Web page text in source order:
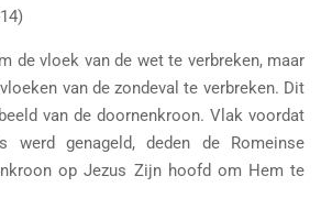
de vloek van de wet te verbreken, maar
van de zondeval te verbreken. Dit
van de doornenkroon. Vlak voordat
werd genageld, deden de Romeinse
op Jezus Zijn hoofd om Hem te